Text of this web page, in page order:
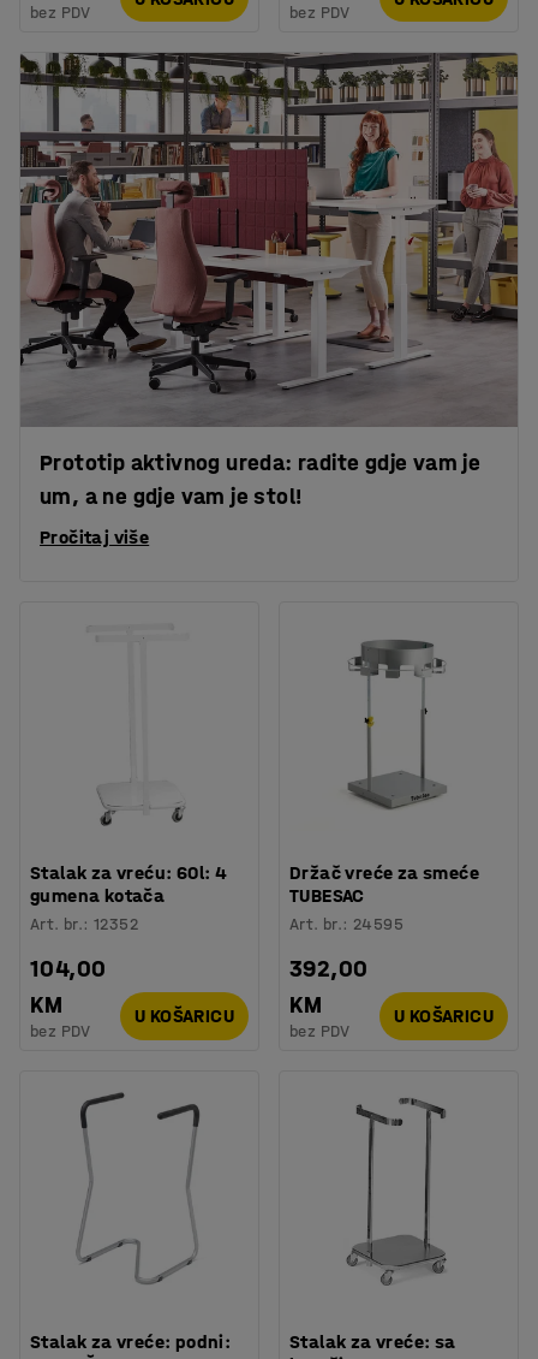
bez PDV bez PDV
Prototip aktivnog ureda: radite gdje vam je
um, a ne gdje vam je stol!
Pročitaj više
Stalak za vreću: 60l: 4
gumena kotača
Art. br.:12352
104,00
KM
bez PDV
U KOŠARICU
Držač vreće za smeće
TUBESAC
Art. br.: 24595
392,00
KM
bez PDV
U KOŠARICU
Stalak za vreće: podni:
Stalak za vreće: sa